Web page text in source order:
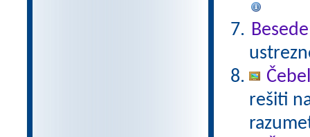
rešiti